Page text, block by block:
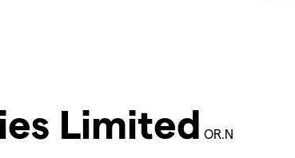
Limited OR.N